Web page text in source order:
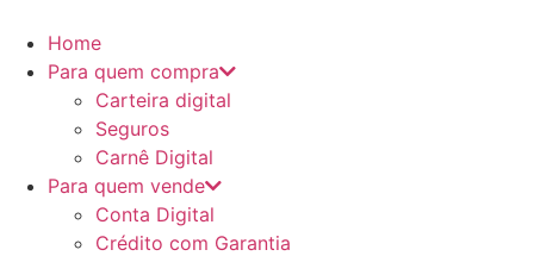
para
conteúdo
Home
Para quem compra
Carteira digital
Seguros
Carnê Digital
Para quem vende
Conta Digital
Crédito com Garantia